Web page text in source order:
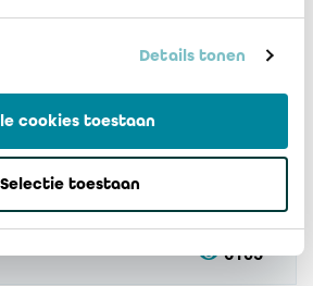
Details tonen
cookies toestaan
Selectie toestaan
03: Update model
6105